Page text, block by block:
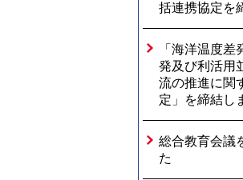
括連携協定を
「海洋温度差
発及び利活用
流の推進に関
定」を締結し
総合教育会議
た